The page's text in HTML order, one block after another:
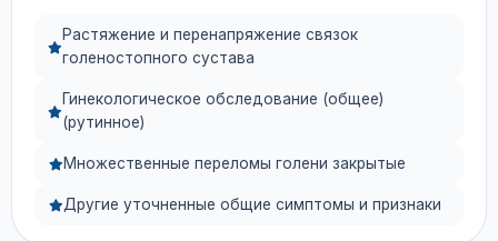
Растяжение и перенапряжение связок
голеностопного сустава
Гинекологическое обследование (общее)
(рутинное)
Множественные переломы голени закрытые
Другие уточненные общие симптомы и признаки